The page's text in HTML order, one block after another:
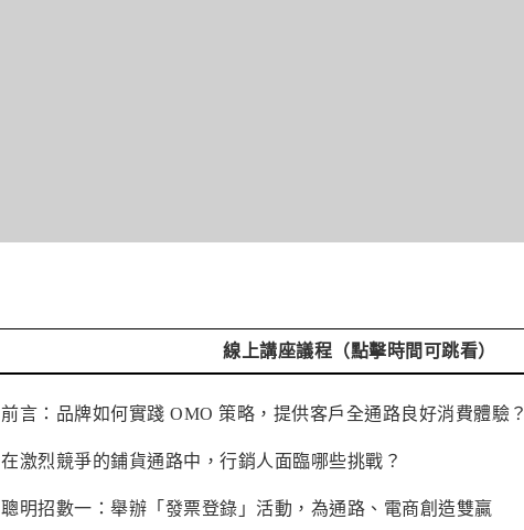
線上講座議程（點擊時間可跳看）
前言：品牌如何實踐 OMO 策略，提供客戶全通路良好消費體驗？
在激烈競爭的鋪貨通路中，行銷人面臨哪些挑戰？
聰明招數一：舉辦「發票登錄」活動，為通路、電商創造雙贏